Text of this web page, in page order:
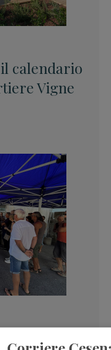
calendario
Vigne
di noi”